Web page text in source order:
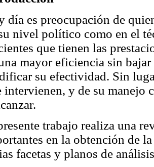
día es preocupación de
nivel político como en el
que tienen las
mayor eficiencia sin
su efectividad. Sin
intervienen, y de su manejo
trabajo realiza una
en la obtención de
facetas y planos de